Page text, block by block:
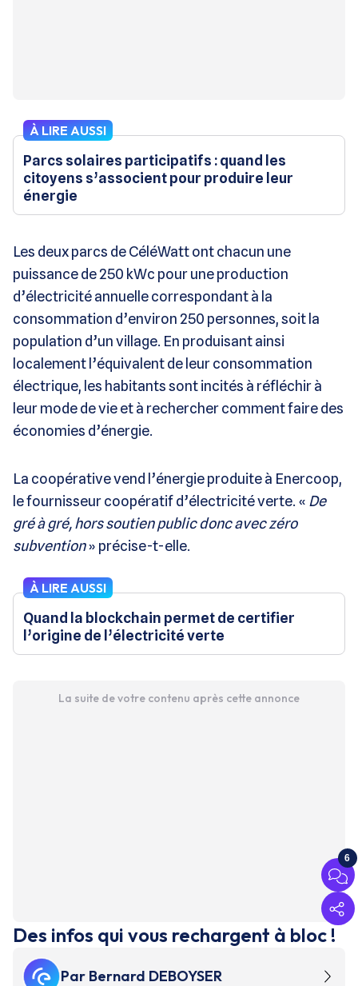
À LIRE AUSSI
Parcs solaires participatifs : quand les
citoyens s’associent pour produire leur
énergie
Les deux parcs de CéléWatt ont chacun une
puissance de 250 kWc pour une production
d’électricité annuelle correspondant à la
consommation d’environ 250 personnes, soit la
population d’un village. En produisant ainsi
localement l’équivalent de leur consommation
électrique, les habitants sont incités à réfléchir à
leur mode de vie et à rechercher comment faire des
économies d’énergie.
La coopérative vend l’énergie produite à Enercoop,
le fournisseur coopératif d’électricité verte. « De
gré à gré, hors soutien public donc avec zéro
subvention» précise-t-elle.
À LIRE AUSSI
Quand la blockchain permet de certifier
l’origine de l’électricité verte
La suite de votre contenu après cette annonce
6
Des infos qui vous rechargent à bloc !
Par Bernard DEBOYSER